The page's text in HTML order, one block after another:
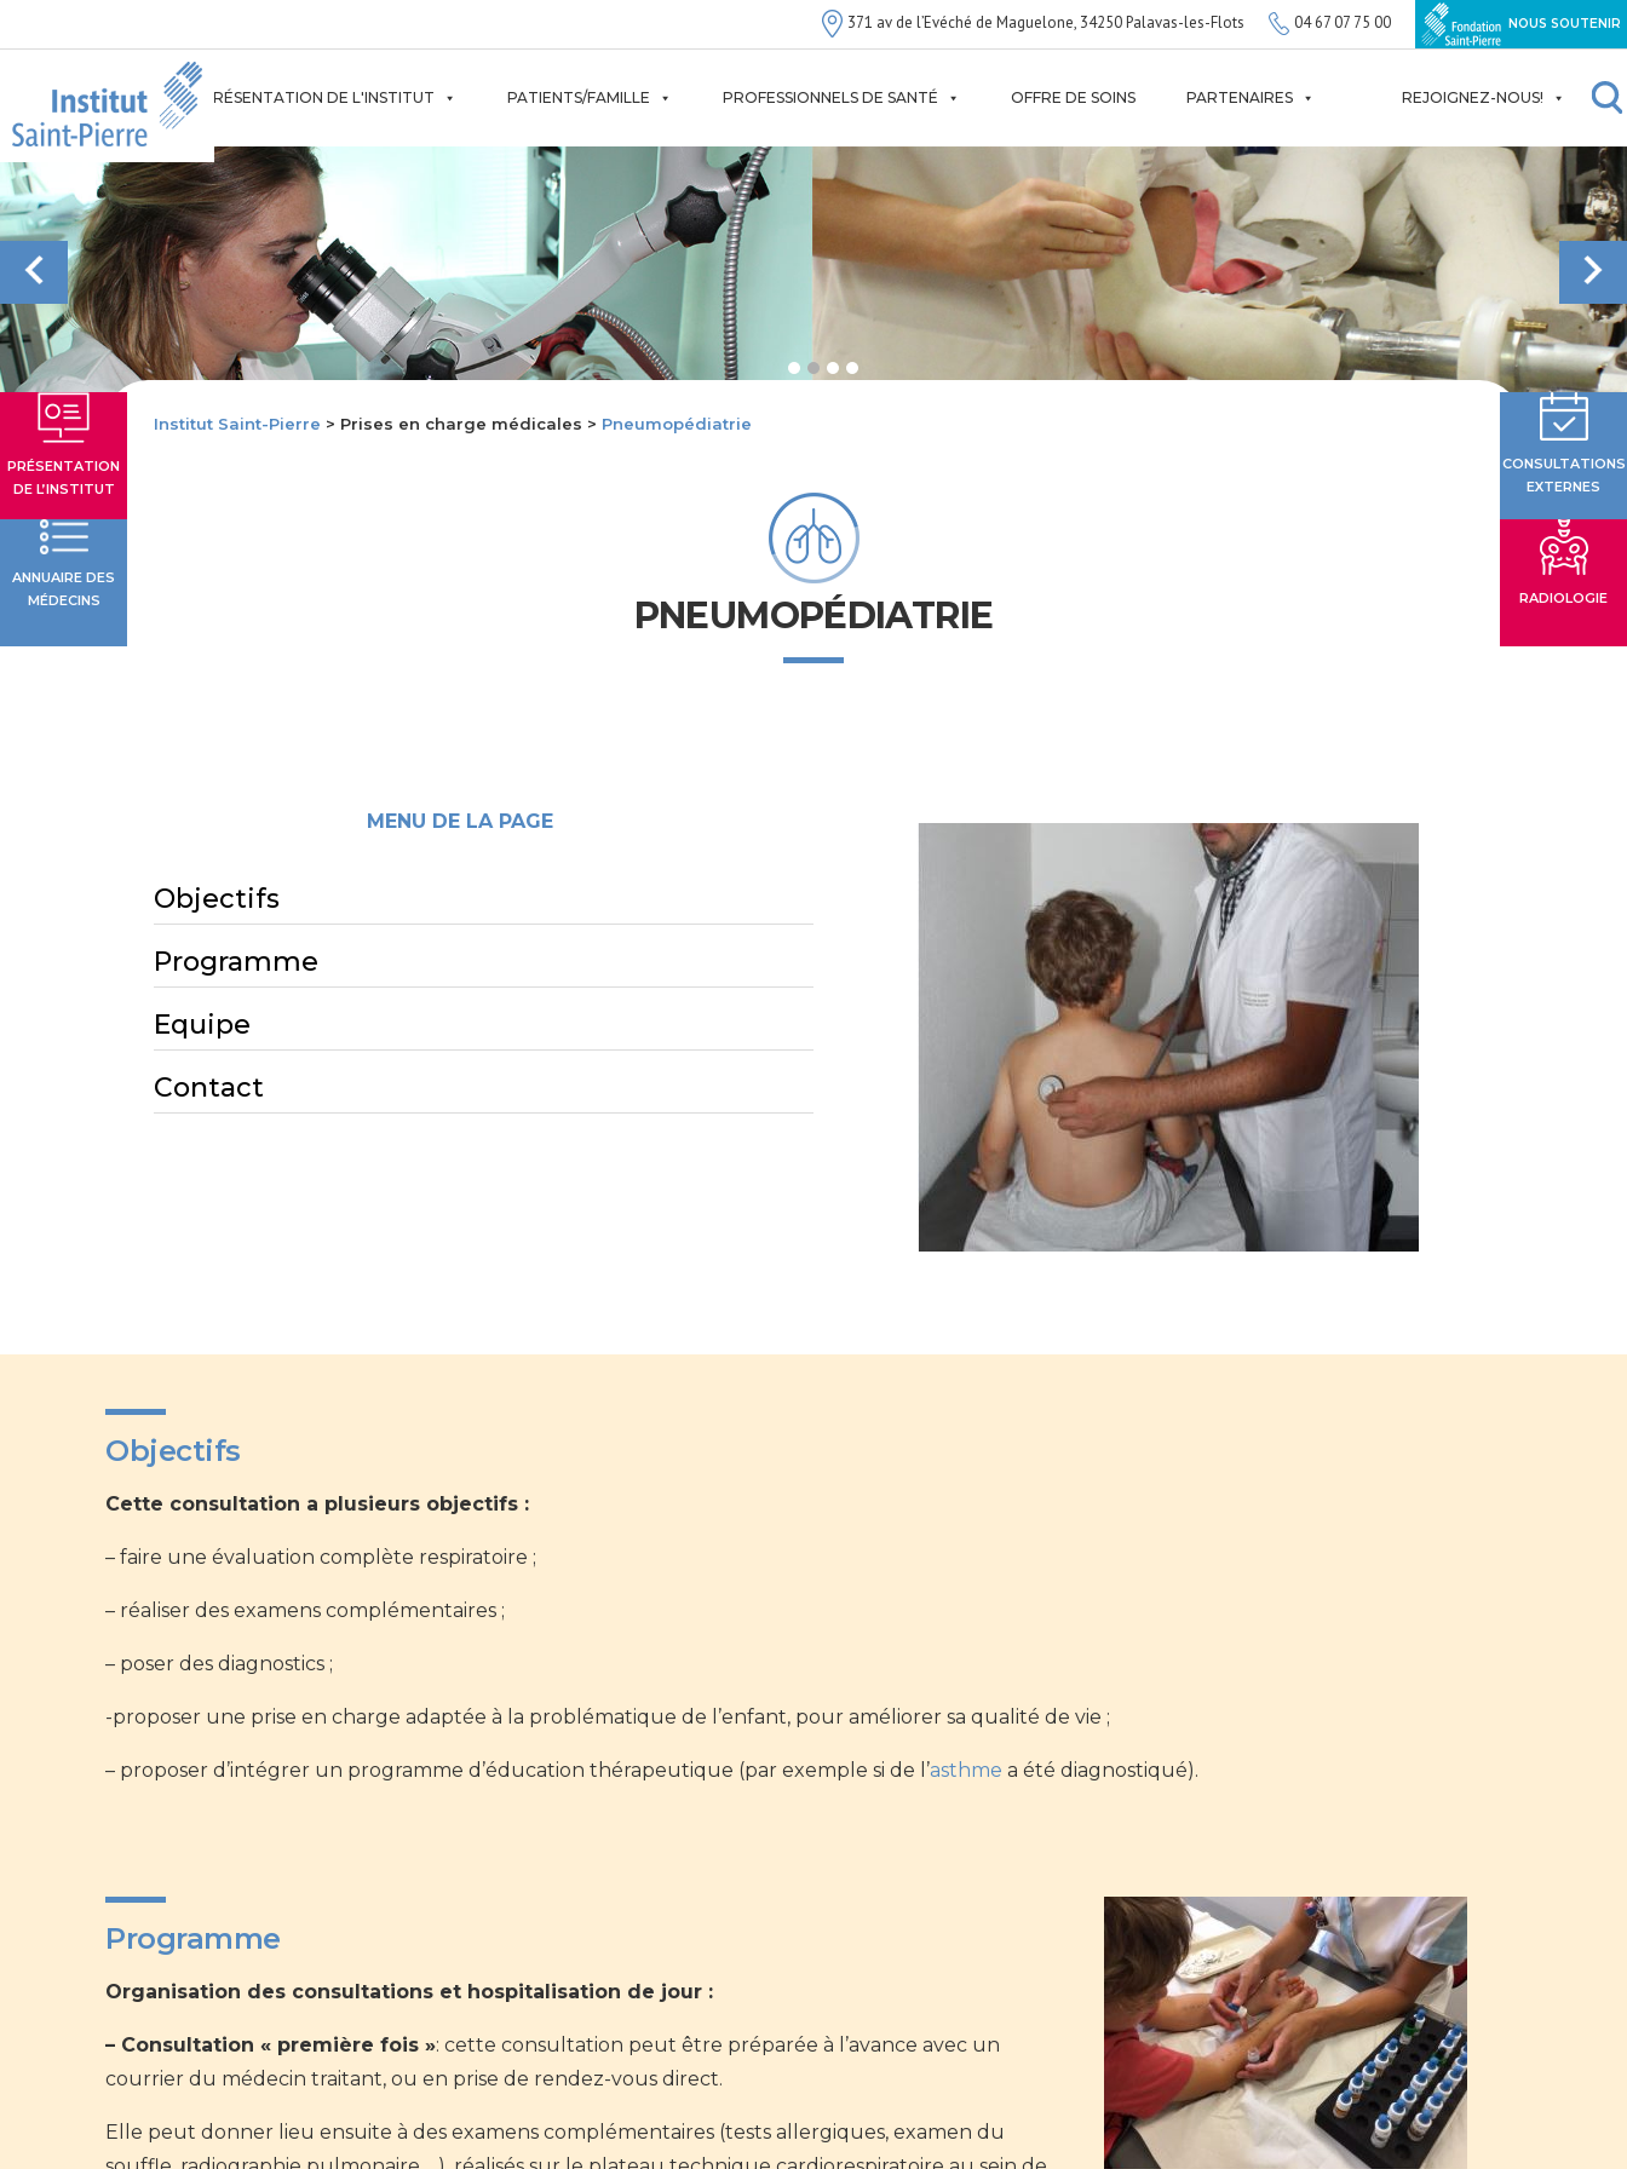
au
371 av de l’Evéché de Maguelone, 34250 Palavas-les-Flots 04 67 07 75 00 NOUS SOUTENIR
PRÉSENTATION DE L'INSTITUT PATIENTS/FAMILLE PROFESSIONNELS DE SANTÉ OFFRE DE SOINS PARTENAIRES REJOIGNEZ-NOUS!
PRÉSENTATION
DE L’INSTITUT
ANNUAIRE DES
MÉDECINS
CONSULTATIONS
EXTERNES
RADIOLOGIE
Institut Saint-Pierre > Prises en charge médicales > Pneumopédiatrie
PNEUMOPÉDIATRIE
MENU DE LA PAGE
Objectifs
Programme
Equipe
Contact
Objectifs
Cette consultation a plusieurs objectifs :
– faire une évaluation complète respiratoire ;
– réaliser des examens complémentaires ;
– poser des diagnostics ;
-proposer une prise en charge adaptée à la problématique de l’enfant, pour améliorer sa qualité de vie ;
– proposer d’intégrer un programme d’éducation thérapeutique (par exemple si de l’asthme a été diagnostiqué).
Programme
Organisation des consultations et hospitalisation de jour :
– Consultation « première fois »: cette consultation peut être préparée à l’avance avec un
courrier du médecin traitant, ou en prise de rendez-vous direct.
Elle peut donner lieu ensuite à des examens complémentaires (tests allergiques, examen du